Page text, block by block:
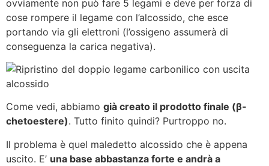
ovviamente non può fare 5 legami e deve per forza di
cose rompere il legame con l’alcossido, che esce
portando via gli elettroni (l’ossigeno assumerà di
conseguenza la carica negativa).
Come vedi, abbiamo già creato il prodotto finale (β-
chetoestere). Tutto finito quindi? Purtroppo no.
Il problema è quel maledetto alcossido che è appena
uscito. E’ una base abbastanza forte e andrà a